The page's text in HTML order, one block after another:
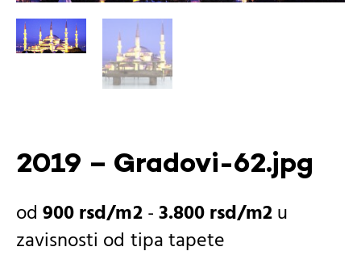
2019 – Gradovi-62.jpg
900rsd -3.800rsd
u
zavisnosti od tipa tapete